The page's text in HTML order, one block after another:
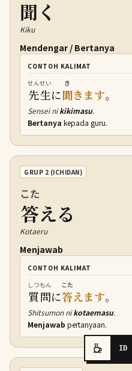
聞く
Kiku
Mendengar / Bertanya
CONTOH KALIMAT
先生
せんせい
に聞
き
きます。
Sensei nikikimasu.
Bertanya kepada guru.
GRUP 2 (ICHIDAN)
答
こた
える
Kotaeru
Menjawab
CONTOH KALIMAT
質問
しつもん
に答
こた
えます。
Shitsumon nikotaemasu.
Menjawab pertanyaan.
ID